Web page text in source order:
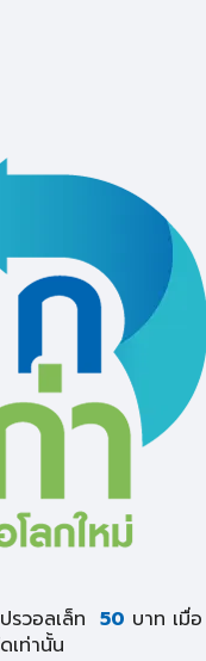
รวอลเล็ท 50 บาท เมื่อ
เท่านั้น